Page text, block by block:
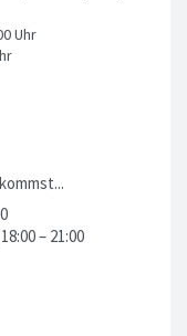
– 21:00